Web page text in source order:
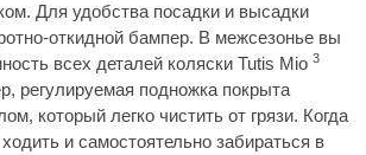
Для удобства посадки и высадки
откидной бампер. В межсезонье вы
всех деталей коляски Tutis Mio 3
регулируемая подножка покрыта
который легко чистить от грязи. Когда
и самостоятельно забираться в